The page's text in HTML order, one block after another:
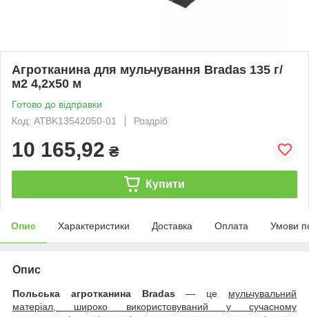
Агротканина для мульчування Bradas 135 г/
м2 4,2х50 м
Готово до відправки
Код: ATBK13542050-01
Роздріб
10 165,92 ₴
Купити
Опис Характеристики Доставка Оплата Умови
Опис
Польська агротканина Bradas— це мульчувальний
матеріал, широко використовуваний у сучасному